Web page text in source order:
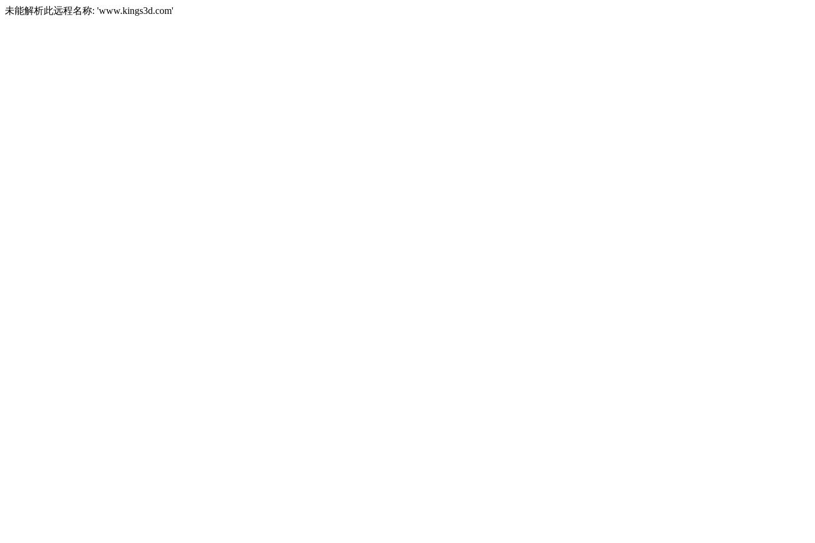
未能解析此远程名称: 'www.kings3d.com'